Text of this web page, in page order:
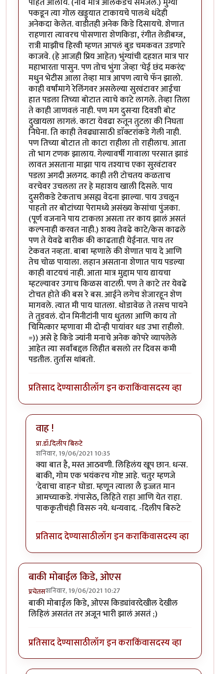
पकडून त्या गोल खड्ड्यात टाकायचे पालथे धंदेही
अनेकदा केलेत. वाडीतही अनेक किडे दिसायचे. शेणात
राहणारा त्यावरच पोसणारा शेणकिडा, रंगीत लेडीबग्ज,
रात्री माझीच हिरवी म्हणत आपलं बुड चमकवत उडणारे
काजवे. (हे आजही प्रिय आहेत) भुंग्यांची दहशत मात्र पार
महाभारता पासुन. पण तोच भुंगा जेव्हा 'घेई छंद मकरंद'
मधुन भेटीस आला तेव्हा मात्र आपण त्याचे फॅन झालो.
काही वर्षांमागे रेलिंगवर असलेल्या सुरवंटावर आईचा
हात पडला तिच्या बोटात त्याचे काटे लागले. तेव्हा तिला
ते काही जाणवलं नाही. पण मग दुसऱ्या दिवशी बोट
दुखायला लागलं. काटा येवढा रुतून तुटला की निघता
निघेना. ति काही तेवढ्यासाठी डाॅक्टरांकडे गेली नाही.
पण तिच्या बोटात तो काटा राहीला तो राहीलाच. आता
तो भाग टणक झालाय. गेल्यावर्षी गावाला परसात झाडं
लावत असताना माझा पाय तश्याच एका सुरवंटावर
पडला अगदी अलगद. काही तरी टोचतय कळताच
वरचेवर उचलला तर हे महाशय खाली दिसले. पाय
दुसरीकडे टेकताच असह्य वेदना झाल्या. पाय उचलून
पाहतो तर बोटांच्या पेरामध्ये असंख्य केसांचा पुंजका.
(पूर्ण वजनाने पाय टाकला असता तर काय झालं असतं
कल्पनाही करवत नाही.) शक्य तेवढे काटे/केस काढले
पण ते येवढे बारीक की काढताही येईनात. पाय तर
टेकवत नव्हता. बाबा म्हणाले की शेणात पाय दे आणि
तेच चोळ पायाला. लहान असताना शेणात पाय पडल्या
काही वाटयचं नाही. आता मात्र मुद्दाम पाय द्यायचा
म्हटल्यावर उगाच किळस वाटली. पण ते काटे तर येवढे
टोचत होते की बस रे बस. आईने लगेच शेजारहून शेण
मागवले. त्यात मी पाय घातला. थोडावेळ ते तसच पायने
ते तुडवलं. दोन मिनीटांनी पाय धुतला आणि काय तो
चिमित्कार म्हणावा मी दोन्ही पायांवर धड उभा राहीलो.
=)) असे हे किडे ज्यांनी मनाचे अनेक कोपरे व्यापलेले
आहेत त्या सर्वांबद्दल लिहीत बसलो तर दिवस कमी
पडतील. तुर्तास थांबतो.
प्रतिसाद देण्यासाठीलॉग इन कराकिंवासदस्य व्हा
वाह !
प्रा.डॉ.दिलीप बिरुटे
शनिवार, 19/06/2021 10:35
In reply toहाॅलिवूडच्या काही अप्रतिमbyगणपा
क्या बात है, मस्त आठवणी. लिहिलंय खूप छान. धन्स.
बाकी, गोम एक भयंकरच गोष्ट आहे. चतुर म्हणजे
'देवाचा वाहन' घोडा. म्हणून त्याला लै इज्जत मान
आमच्याकडे. गंपासेठ, लिहिते राहा आणि येत राहा.
पाककृतीचंही विसरु नये. धन्यवाद. -दिलीप बिरुटे
प्रतिसाद देण्यासाठीलॉग इन कराकिंवासदस्य व्हा
बाकी मोबाईल किडे, ओएस
प्रचेतसशनिवार, 19/06/2021 10:27
बाकी मोबाईल किडे, ओएस किड्यांवरदेखील देखील
लिहिलं असतंत तर अजून भारी झालं असतं ;)
प्रतिसाद देण्यासाठीलॉग इन कराकिंवासदस्य व्हा